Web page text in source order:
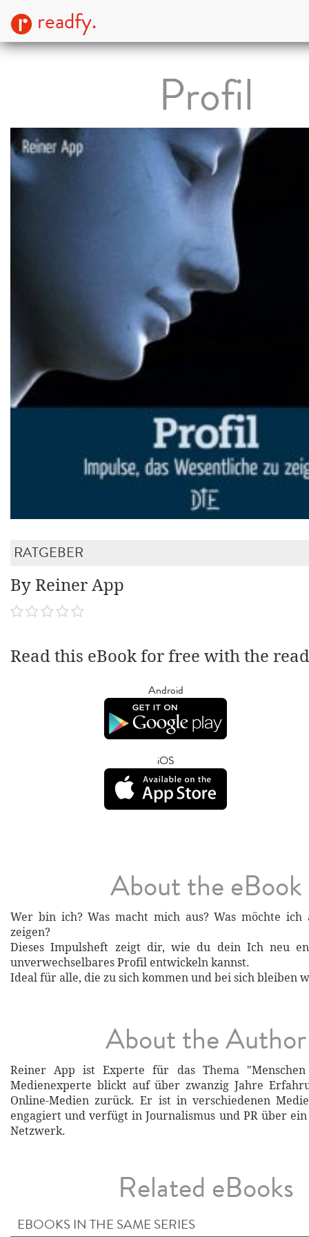
readfy.
Profil
RATGEBER
By Reiner App
Read this eBook for free with the
Android
iOS
About the eBook
Wer bin ich? Was macht mich aus? Was möchte
zeigen?
Dieses Impulsheft zeigt dir, wie du dein Ich neu
unverwechselbares Profil entwickeln kannst.
Ideal für alle, die zu sich kommen und bei sich bleiben
About the Author
Reiner App ist Experte für das Thema
Medienexperte blickt auf über zwanzig Jahre
Online-Medien zurück. Er ist in verschiedenen
engagiert und verfügt in Journalismus und PR über
Netzwerk.
Related eBooks
EBOOKS IN THE SAME SERIES